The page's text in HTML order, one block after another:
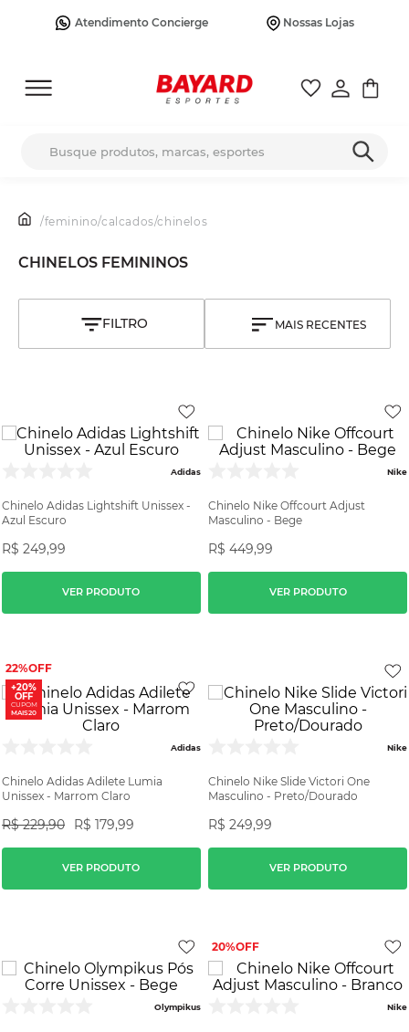
Atendimento Concierge Nossas Lojas
/feminino/calcados/chinelos
CHINELOS FEMININOS
MAIS RECENTES
Adidas
Chinelo Adidas Lightshift Unissex -
Azul Escuro
R$ 249,99
VER PRODUTO
Nike
Chinelo Nike Offcourt Adjust
Masculino - Bege
R$ 449,99
VER PRODUTO
22%
+20%
OFF
CUPOM
MAIS20
Adidas
Chinelo Adidas Adilete Lumia
Unissex - Marrom Claro
R$ 229,90 R$ 179,99
VER PRODUTO
Nike
Chinelo Nike Slide Victori One
Masculino - Preto/Dourado
R$ 249,99
VER PRODUTO
Olympikus
20%
Nike